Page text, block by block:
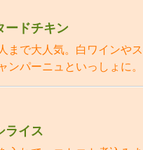
ードチキン
まで大人気。白ワインや
ンパーニュといっしょに。
ライス